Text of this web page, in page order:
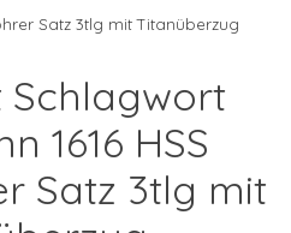
Satz 3tlg mit Titanüberzug
Schlagwort
1616 HSS
Satz 3tlg mit